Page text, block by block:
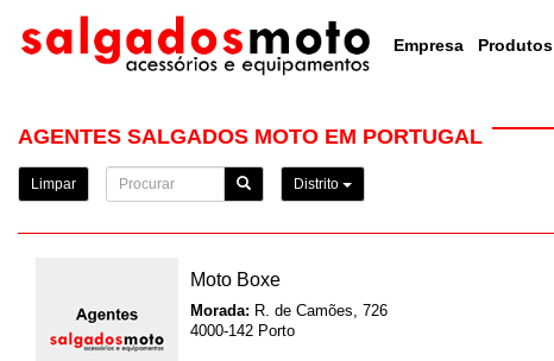
Empresa Produtos
AGENTES SALGADOS MOTO EM PORTUGAL
Limpar Distrito
Moto Boxe
Morada: R. de Camões, 726
4000-142 Porto